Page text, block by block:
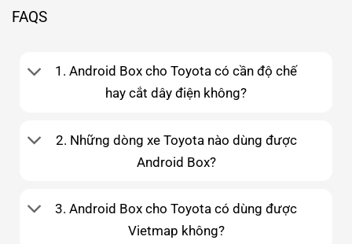
FAQS
1. Android Box cho Toyota có cần độ chế
hay cắt dây điện không?
2. Những dòng xe Toyota nào dùng được
Android Box?
3. Android Box cho Toyota có dùng được
Vietmap không?